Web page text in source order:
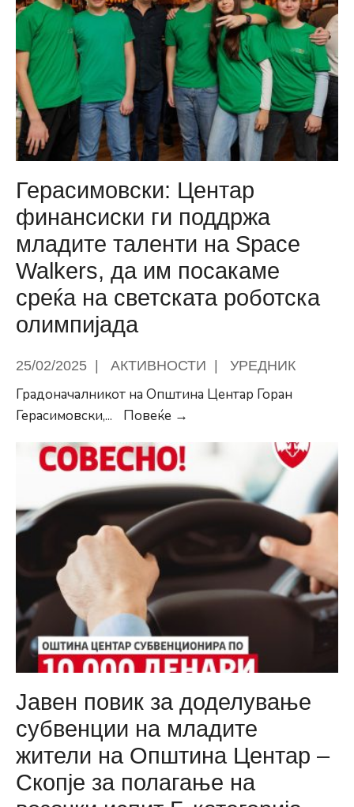
Васил
Ѓоргов
и
на
Кале
Герасимовски: Центар
финансиски ги поддржа
младите таленти на Space
Walkers, да им посакаме
среќа на светската роботска
олимпијада
25/02/2025 АКТИВНОСТИ УРЕДНИК
Градоначалникот на Општина Центар Горан
Герасимовски,... Повеќе →
финансиски
ги
поддржа
таленти
на
Space
Walkers,
им
посакаме
на
светската
роботска
олимпијада
Јавен повик за доделување
субвенции на младите
жители на Општина Центар –
Скопје за полагање на